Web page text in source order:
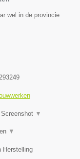
wel in de provincie
Screenshot ▼
▼
Herstelling